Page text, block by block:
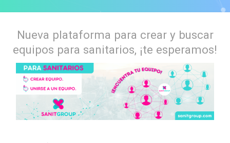
Nueva plataforma para crear y buscar
equipos para sanitarios, ¡te esperamos!